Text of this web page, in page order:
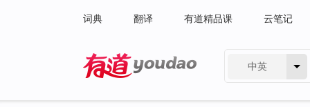
词典 翻译 有道精品课 云笔记
中英